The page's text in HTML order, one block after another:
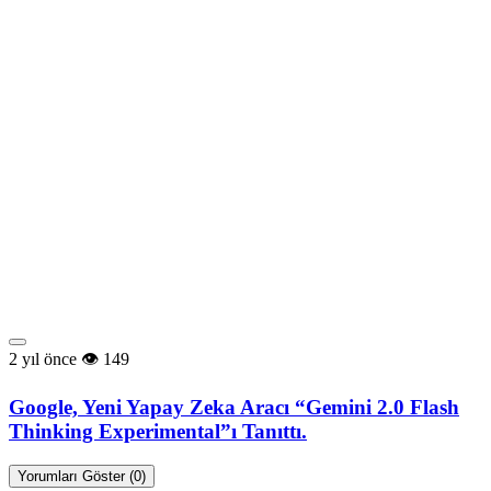
2 yıl önce 149
Google, Yeni Yapay Zeka Aracı “Gemini 2.0 Flash
Thinking Experimental”ı Tanıttı.
Yorumları Göster (0)